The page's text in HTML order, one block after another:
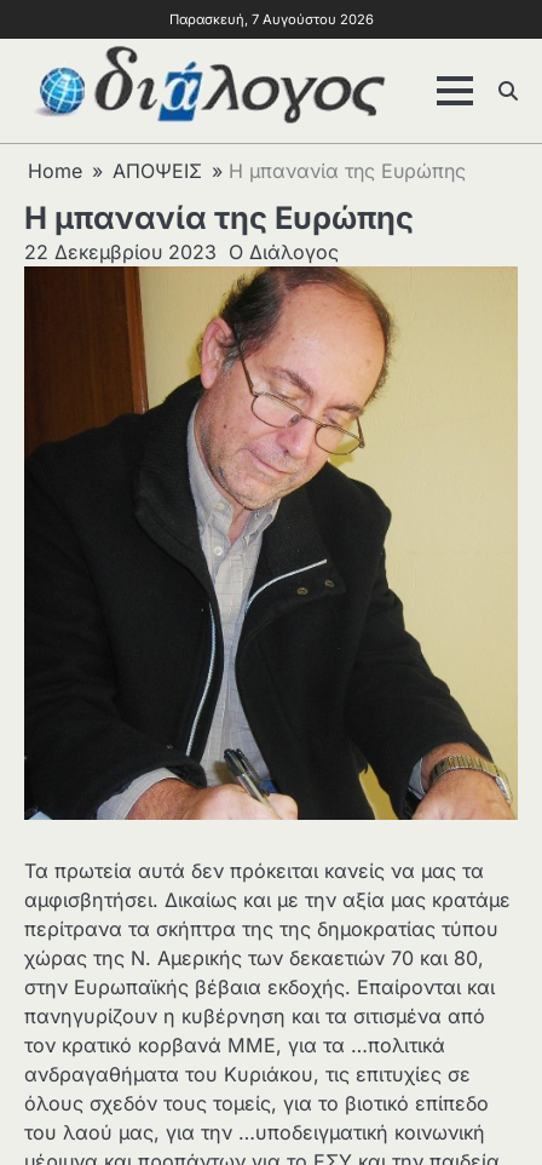
Παρασκευή, 7 Αυγούστου 2026
Home ΑΠΟΨΕΙΣ Η μπανανία της Ευρώπης
Η μπανανία της Ευρώπης
22 Δεκεμβρίου 2023 Ο Διάλογος
Τα πρωτεία αυτά δεν πρόκειται κανείς να μας τα
αμφισβητήσει. Δικαίως και με την αξία μας κρατάμε
περίτρανα τα σκήπτρα της της δημοκρατίας τύπου
χώρας της Ν. Αμερικής των δεκαετιών 70 και 80,
στην Ευρωπαϊκής βέβαια εκδοχής. Επαίρονται και
πανηγυρίζουν η κυβέρνηση και τα σιτισμένα από
τον κρατικό κορβανά ΜΜΕ, για τα …πολιτικά
ανδραγαθήματα του Κυριάκου, τις επιτυχίες σε
όλους σχεδόν τους τομείς, για το βιοτικό επίπεδο
του λαού μας, για την …υποδειγματική κοινωνική